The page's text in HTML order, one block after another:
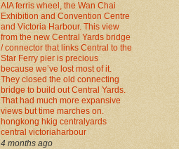
AIA ferris wheel, the Wan Chai
Exhibition and Convention Centre
and Victoria Harbour. This view
from the new Central Yards bridge
/ connector that links Central to the
Star Ferry pier is precious
because we’ve lost most of it.
They closed the old connecting
bridge to build out Central Yards.
That had much more expansive
views but time marches on.
hongkong hkig centralyards
central victoriaharbour
4 months ago